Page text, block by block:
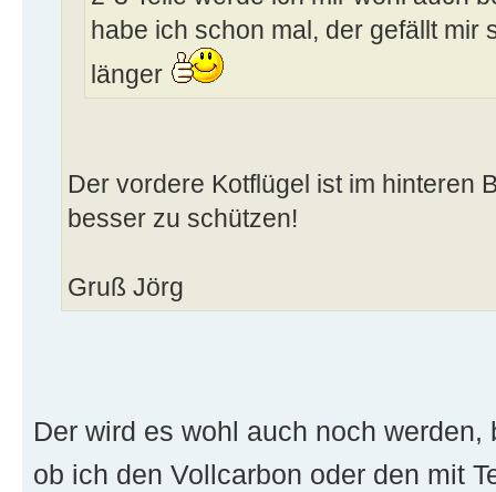
habe ich schon mal, der gefällt mir
länger
Der vordere Kotflügel ist im hinteren
besser zu schützen!
Gruß Jörg
Der wird es wohl auch noch
ob ich den Vollcarbon oder den mit